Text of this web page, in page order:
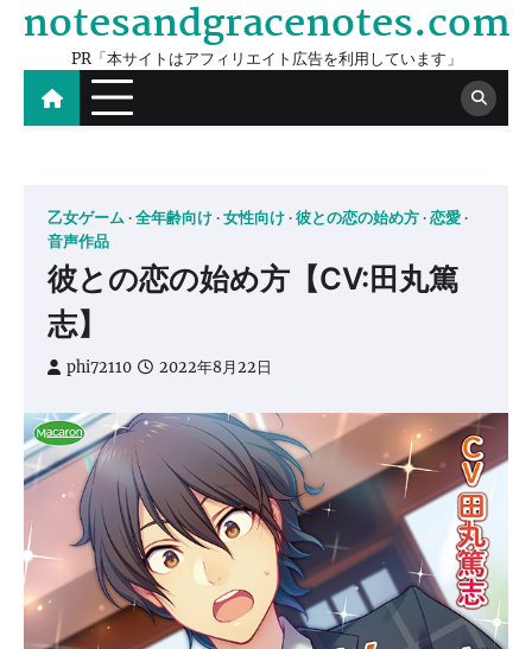
Skip
content
notesandgracenotes.com
PR「本サイトはアフィリエイト広告を利用しています」
乙女ゲーム 全年齢向け 女性向け 彼との恋の始め方 恋愛
音声作品
彼との恋の始め方【CV:田丸篤
志】
phi72110 2022年8月22日